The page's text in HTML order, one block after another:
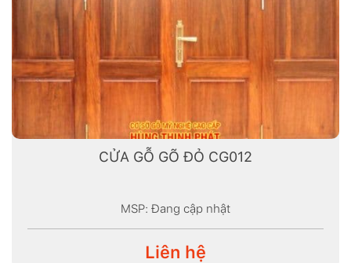
CỬA GỖ GÕ ĐỎ CG012
MSP: Đang cập nhật
Liên hệ